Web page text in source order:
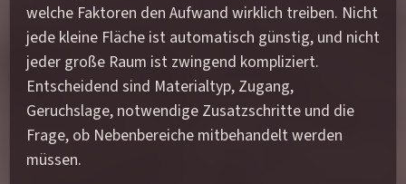
welche Faktoren den Aufwand wirklich treiben. Nicht
jede kleine Fläche ist automatisch günstig, und nicht
jeder große Raum ist zwingend kompliziert.
Entscheidend sind Materialtyp, Zugang,
Geruchslage, notwendige Zusatzschritte und die
Frage, ob Nebenbereiche mitbehandelt werden
müssen.